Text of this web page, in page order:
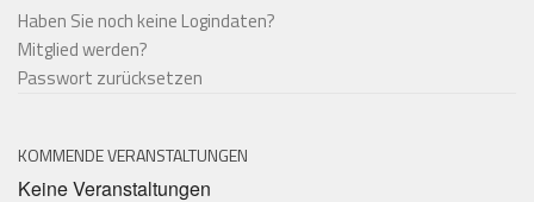
Haben Sie noch keine Logindaten?
Mitglied werden?
Passwort zurücksetzen
KOMMENDE VERANSTALTUNGEN
Keine Veranstaltungen